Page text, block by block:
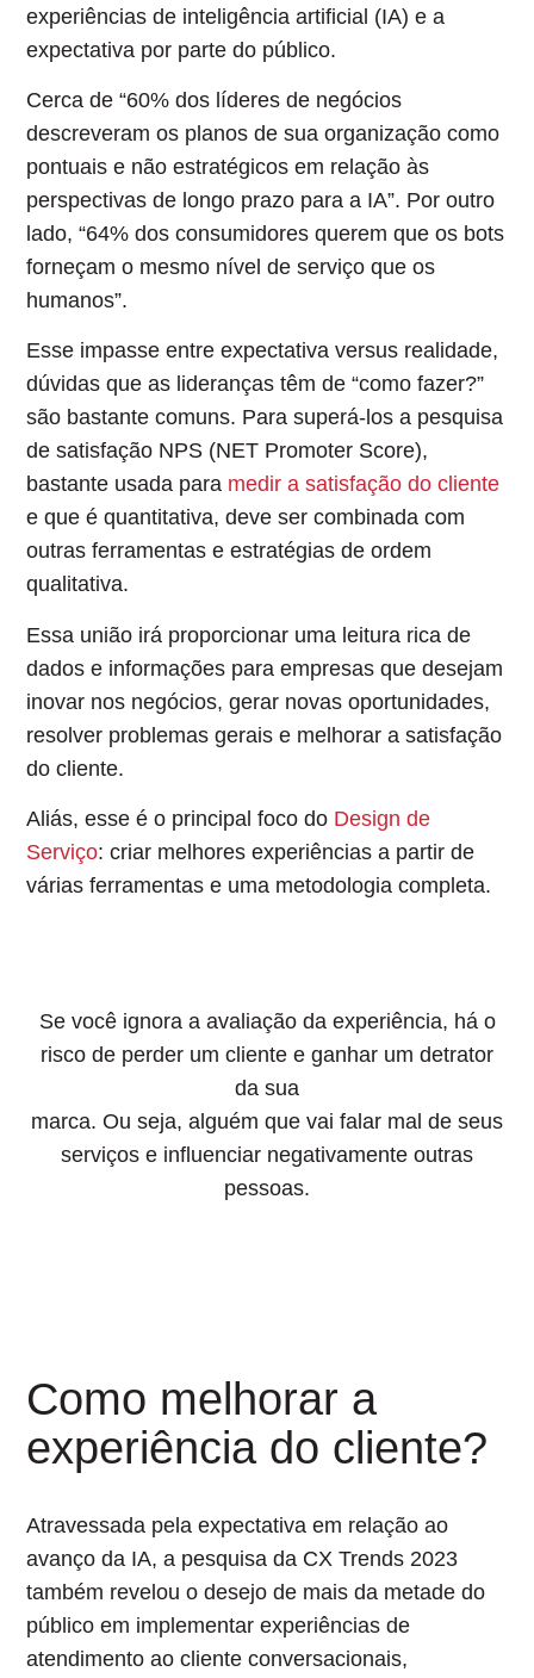
experiências de inteligência artificial (IA) e a
expectativa por parte do público.
Cerca de “60% dos líderes de negócios
descreveram os planos de sua organização como
pontuais e não estratégicos em relação às
perspectivas de longo prazo para a IA”. Por outro
lado, “64% dos consumidores querem que os bots
forneçam o mesmo nível de serviço que os
humanos”.
Esse impasse entre expectativa versus realidade,
dúvidas que as lideranças têm de “como fazer?”
são bastante comuns. Para superá-los a pesquisa
de satisfação NPS (NET Promoter Score),
bastante usada para medir a satisfação do cliente
e que é quantitativa, deve ser combinada com
outras ferramentas e estratégias de ordem
qualitativa.
Essa união irá proporcionar uma leitura rica de
dados e informações paraempresas que desejam
inovar nos negócios, gerar novas oportunidades,
resolver problemas gerais e melhorar a satisfação
do cliente.
Aliás, esse é o principal foco do Design de
Serviço: criar melhores experiências a partir de
várias ferramentas e uma metodologia completa.
Se você ignora a avaliação da experiência, há o
risco de perder um cliente e ganhar um detrator
da sua
marca. Ou seja, alguém que vai falar mal de seus
serviços e influenciar negativamente outras
pessoas.
Como melhorar a
experiência do cliente?
Atravessada pela expectativa em relação ao
avanço da IA, a pesquisa da CX Trends 2023
também revelou odesejo de mais da metade do
público em implementarexperiências de
atendimento ao cliente conversacionais,